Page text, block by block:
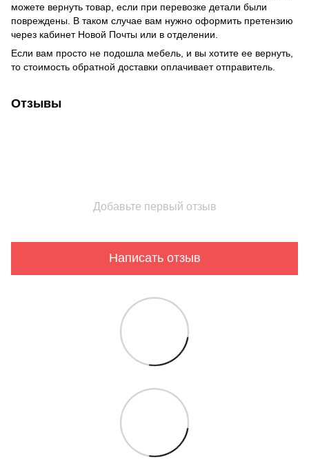
можете вернуть товар, если при перевозке детали были
повреждены. В таком случае вам нужно оформить претензию
через кабинет Новой Почты или в отделении.
Если вам просто не подошла мебель, и вы хотите ее вернуть,
то стоимость обратной доставки оплачивает отправитель.
Отзывы
Добавьте первый отзыв
Написать отзыв